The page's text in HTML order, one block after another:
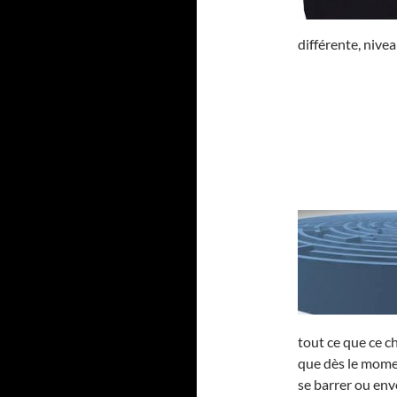
différente,
tout ce que ce
que dès le
se barrer ou